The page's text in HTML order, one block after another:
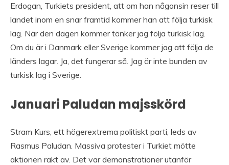
Erdogan, Turkiets president, att om han någonsin reser till
landet inom en snar framtid kommer han att följa turkisk
lag. När den dagen kommer tänker jag följa turkisk lag.
Om du är i Danmark eller Sverige kommer jag att följa de
länders lagar. Ja, det fungerar så. Jag är inte bunden av
turkisk lag i Sverige.
Januari Paludan majsskörd
Stram Kurs, ett högerextrema politiskt parti, leds av
Rasmus Paludan. Massiva protester i Turkiet mötte
aktionen rakt av. Det var demonstrationer utanför